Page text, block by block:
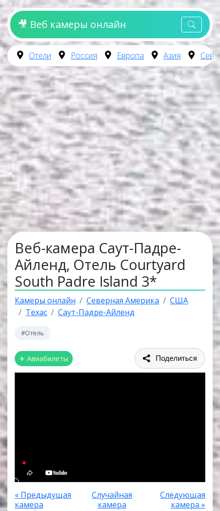
🎥 Веб камеры онлайн
Отели Россия Европа Азия
Веб-камера Саут-Падре-
Айленд, Отель Courtyard
South Padre Island 3*
Камеры онлайн Северная Америка
США
Техас
Саут-Падре-Айленд
#Отель
✈ Авиабилеты Поделиться
« Предыдущая
камера
Случайная
камера
Следующая
камера »